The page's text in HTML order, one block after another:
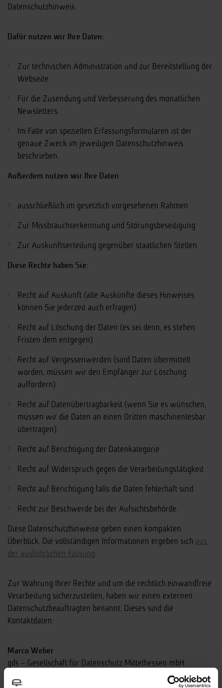
Datenschutzhinweis.
Dafür nutzen wir Ihre Daten:
Zur technischen Administration und zur Bereitstellung der
Webseite.
Für die Zusendung und Verbesserung des monatlichen
Newsletters.
Im Falle von speziellen Erfassungsformularen ist der
genaue Zweck im jeweiligen Datenschutzhinweis
beschrieben.
Außerdem nutzen wir Ihre Daten
ausschließlich im gesetzlich vorgesehenen Rahmen
Zur Missbrauchserkennung und Störungsbeseitigung
Zur Auskunftserteilung gegenüber staatlichen Stellen
Diese Rechte haben Sie:
Recht auf Auskunft (alle Auskünfte dieses Hinweises
können Sie jederzeit auch erfragen)
Recht auf Löschung der Daten (es sei denn, es stehen
Fristen dem entgegen)
Recht auf Vergessenwerden (sind Daten übermittelt
worden, müssen wir den Empfänger zur Löschung
auffordern)
Recht auf Datenübertragbarkeit (wenn Sie es wünschen,
müssen wir die Daten an einen Dritten maschinenlesbar
übertragen)
Recht auf Berichtigung der Datenkategorie
Recht auf Widerspruch gegen die Verarbeitungstätigkeit
Recht auf Berichtigung falls die Daten fehlerhaft sind.
Recht zur Beschwerde bei der Aufsichtsbehörde.
Diese Datenschutzhinweise geben einen kompakten
Überblick. Die vollständigen Informationen ergeben sich aus
der ausführlichen Fassung.
Zur Wahrung Ihrer Rechte und um die rechtlich einwandfreie
Verarbeitung sicherzustellen, haben wir einen externen
Datenschutzbeauftragten benannt. Dieses sind die
Kontaktdaten:
Marco Weber
gds – Gesellschaft für Datenschutz Mittelhessen mbH